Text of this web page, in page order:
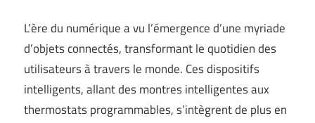
L’ère du numérique a vu l’émergence d’une myriade
d’objets connectés, transformant le quotidien des
utilisateurs à travers le monde. Ces dispositifs
intelligents, allant des montres intelligentes aux
thermostats programmables, s’intègrent de plus en